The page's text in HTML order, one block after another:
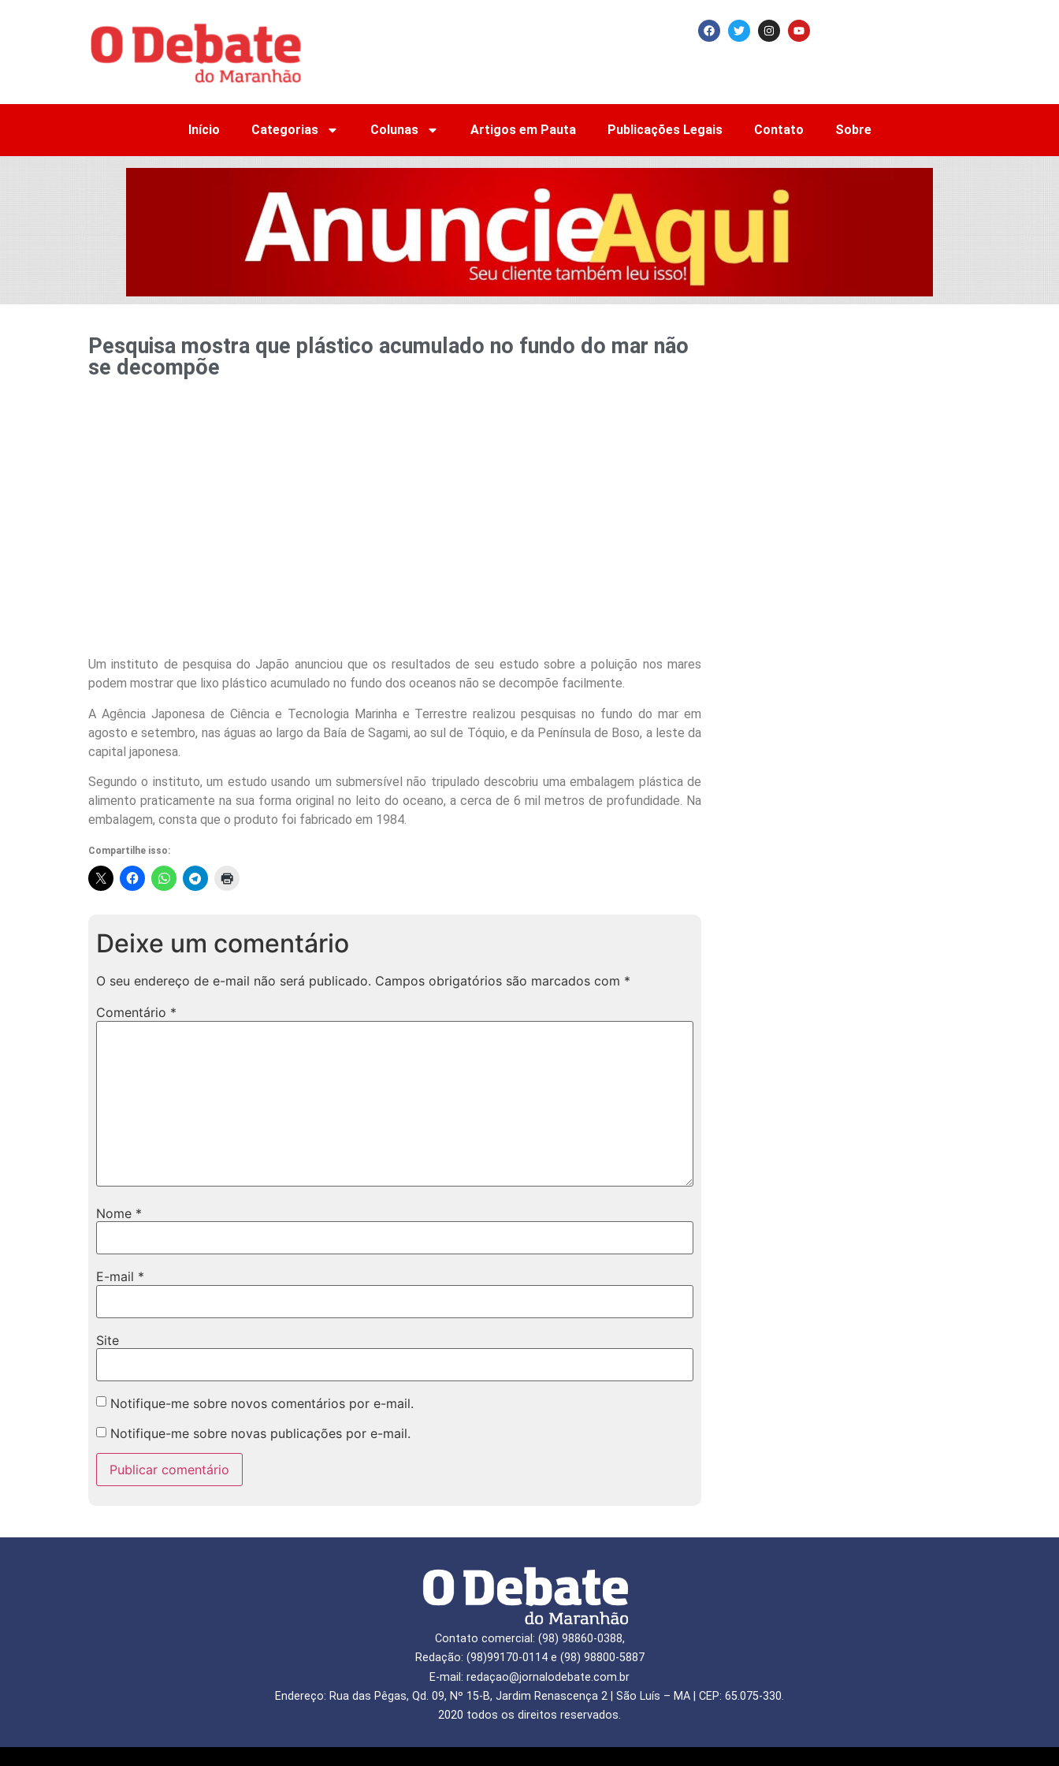
Início Categorias Colunas Artigos em Pauta Publicações Legais Contato Sobre
Pesquisa mostra que plástico acumulado no fundo do mar não
se decompõe
Um instituto de pesquisa do Japão anunciou que os resultados de seu estudo sobre a poluição nos mares
podem mostrar que lixo plástico acumulado no fundo dos oceanos não se decompõe facilmente.
A Agência Japonesa de Ciência e Tecnologia Marinha e Terrestre realizou pesquisas no fundo do mar em
agosto e setembro, nas águas ao largo da Baía de Sagami, ao sul de Tóquio, e da Península de Boso, a leste da
capital japonesa.
Segundo o instituto, um estudo usando um submersível não tripulado descobriu uma embalagem plástica de
alimento praticamente na sua forma original no leito do oceano, a cerca de 6 mil metros de profundidade. Na
embalagem, consta que o produto foi fabricado em 1984.
Compartilhe isso:
Deixe um comentário
O seu endereço de e-mail não será publicado. Campos obrigatórios são marcados com *
Comentário *
Nome *
E-mail *
Site
Notifique-me sobre novos comentários por e-mail.
Notifique-me sobre novas publicações por e-mail.
Contato comercial: (98) 98860-0388,
Redação: (98)99170-0114 e (98) 98800-5887
E-mail: redaçao@jornalodebate.com.br
Endereço: Rua das Pêgas, Qd. 09, Nº 15-B, Jardim Renascença 2 | São Luís – MA | CEP: 65.075-330.
2020 todos os direitos reservados.